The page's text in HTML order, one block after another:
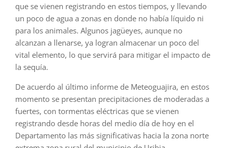
que se vienen registrando en estos tiempos, y llevando
un poco de agua a zonas en donde no había líquido ni
para los animales. Algunos jagüeyes, aunque no
alcanzan a llenarse, ya logran almacenar un poco del
vital elemento, lo que servirá para mitigar el impacto de
la sequía.
De acuerdo al último informe de Meteoguajira, en estos
momento se presentan precipitaciones de moderadas a
fuertes, con tormentas eléctricas que se vienen
registrando desde horas del medio día de hoy en el
Departamento las más significativas hacia la zona norte